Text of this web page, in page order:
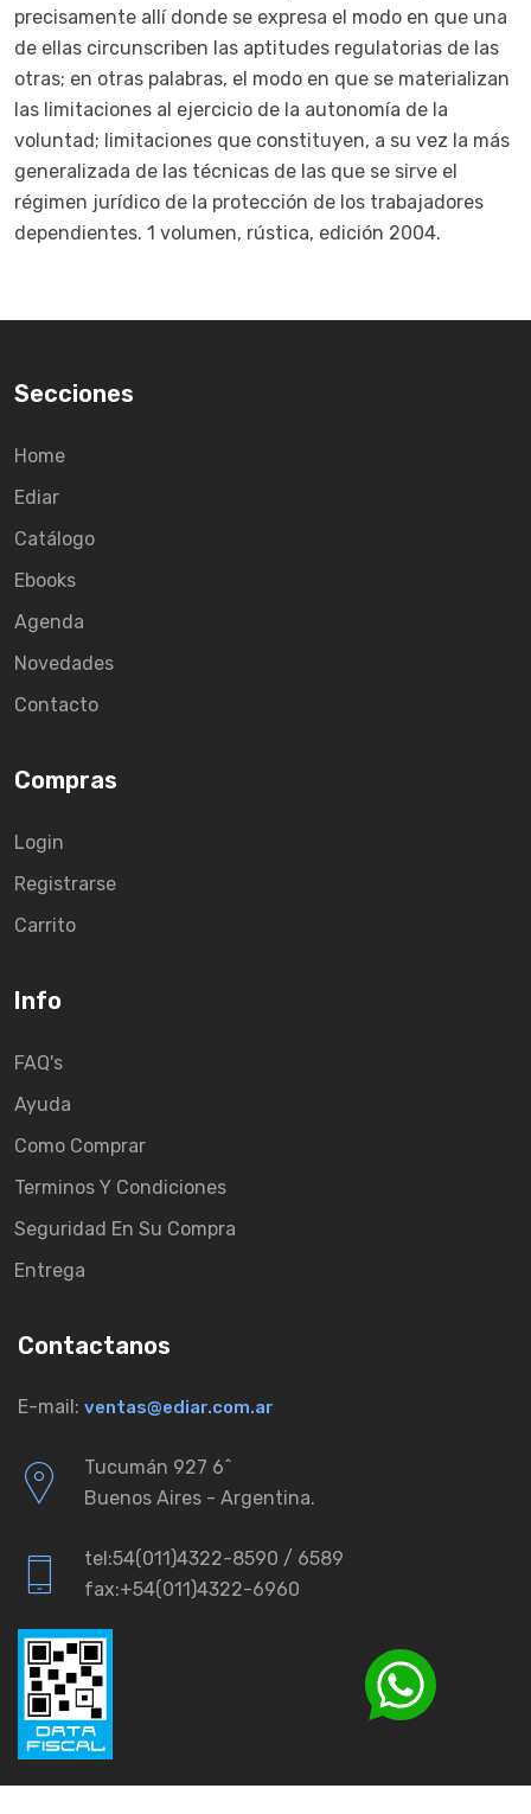
precisamente allí donde se expresa el modo en que una
de ellas circunscriben las aptitudes regulatorias de las
otras; en otras palabras, el modo en que se materializan
las limitaciones al ejercicio de la autonomía de la
voluntad; limitaciones que constituyen, a su vez la más
generalizada de las técnicas de las que se sirve el
régimen jurídico de la protección de los trabajadores
dependientes. 1 volumen, rústica, edición 2004.
Secciones
Home
Ediar
Catálogo
Ebooks
Agenda
Novedades
Contacto
Compras
Login
Registrarse
Carrito
Info
FAQ's
Ayuda
Como Comprar
Terminos Y Condiciones
Seguridad En Su Compra
Entrega
Contactanos
E-mail: ventas@ediar.com.ar
Tucumán 927 6ˆ
Buenos Aires - Argentina.
tel:54(011)4322-8590 / 6589
fax:+54(011)4322-6960